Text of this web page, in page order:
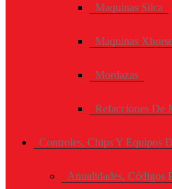
Maquinas Silca
Maquinas
Mordazas
Refacciones De
Controles, Chips Y Equipos
Anualidades, Códigos